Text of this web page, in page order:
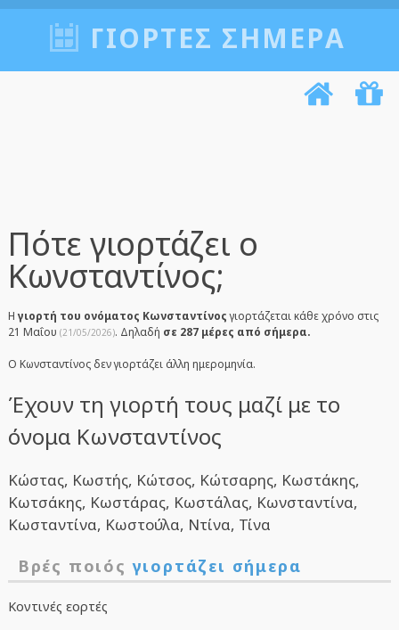
ΓΙΟΡΤΈΣ ΣΉΜΕΡΑ
Πότε γιορτάζει ο
Κωνσταντίνος;
Η γιορτή του ονόματος Κωνσταντίνοςγιορτάζεται κάθε χρόνο στις
21 Μαΐου (21/05/2026). Δηλαδή σε 287 μέρες από σήμερα.
Ο Κωνσταντίνος δεν γιορτάζει άλλη ημερομηνία.
Έχουν τη γιορτή τους μαζί με το
όνομα Κωνσταντίνος
Κώστας, Κωστής, Κώτσος, Κώτσαρης, Κωστάκης,
Κωτσάκης, Κωστάρας, Κωστάλας, Κωνσταντίνα,
Κωσταντίνα, Κωστούλα, Ντίνα, Τίνα
Βρές ποιόςγιορτάζει σήμερα
Κοντινές εορτές